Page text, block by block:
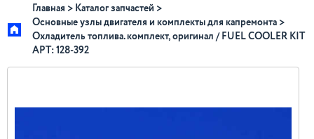
Главная
Каталог запчастей
Основные узлы двигателя и комплекты для капремонта
Охладитель топлива. комплект, оригинал / FUEL COOLER KIT
АРТ: 128-392